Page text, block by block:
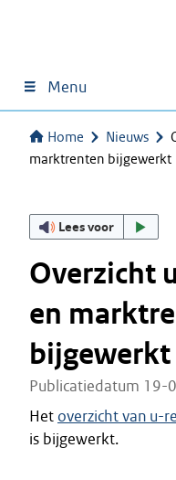
Menu
Home Nieuws
marktrenten bijgewerkt
Lees voor
Overzicht
en
bijgewerkt
Publicatiedatum 19-
Het overzicht van u-
is bijgewerkt.